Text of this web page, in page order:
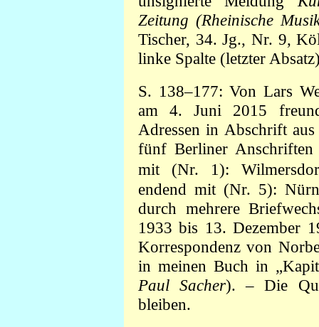
Zeitung (Rheinische
Tischer, 34. Jg., Nr. 9,
linke Spalte (letzter
S. 138–177:Von Lars
am 4. Juni 2015
Adressen in Abschrift
fünf Berliner Anschriften
mit (Nr. 1):
endend mit (Nr. 5):
durch mehrere
1933 bis 13. Dezember
Korrespondenz von
in meinen Buch in
Paul Sacher). – Die
bleiben.